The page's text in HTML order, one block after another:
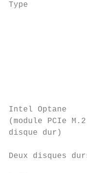
Type
Intel
(module PCIe
disque dur)
Deux disques